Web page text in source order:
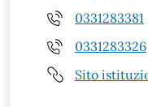
0331283381
0331283326
Sito